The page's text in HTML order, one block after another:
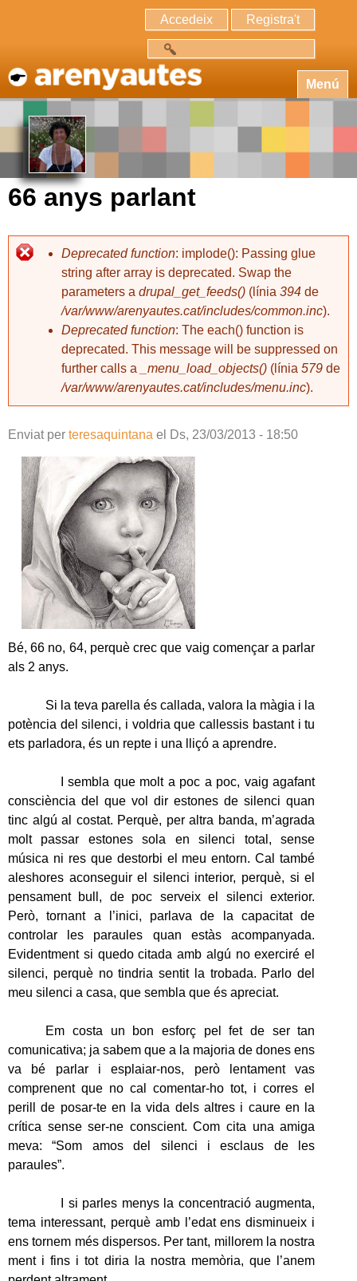
Accedeix Registra't
Menú
66 anys parlant
Deprecated function: implode(): Passing glue
string after array is deprecated. Swap the
parameters a drupal_get_feeds() (línia 394 de
/var/www/arenyautes.cat/includes/common.inc).
Deprecated function: The each() function is
deprecated. This message will be suppressed on
further calls a
_menu_load_objects() (línia 579 de
/var/www/arenyautes.cat/includes/menu.inc).
Enviat per teresaquintana el Ds, 23/03/2013 - 18:50
Bé, 66 no, 64, perquè crec que vaig començar a parlar
als 2 anys.
Si la teva parella és callada, valora la màgia i la
potència del silenci, i voldria que callessis bastant i tu
ets parladora, és un repte i una lliçó a aprendre.
I sembla que molt a poc a poc, vaig agafant
consciència del que vol dir estones de silenci quan
tinc algú al costat. Perquè, per altra banda, m’agrada
molt passar estones sola en silenci total, sense
música ni res que destorbi el meu entorn. Cal també
aleshores aconseguir el silenci interior, perquè, si el
pensament bull, de poc serveix el silenci exterior.
Però, tornant a l’inici, parlava de la capacitat de
controlar les paraules quan estàs acompanyada.
Evidentment si quedo citada amb algú no exerciré el
silenci, perquè no tindria sentit la trobada. Parlo del
meu silenci a casa, que sembla que és apreciat.
Em costa un bon esforç pel fet de ser tan
comunicativa; ja sabem que a la majoria de dones ens
va bé parlar i esplaiar-nos, però lentament vas
comprenent que no cal comentar-ho tot, i corres el
perill de posar-te en la vida dels altres i caure en la
crítica sense ser-ne conscient. Com cita una amiga
meva: “Som amos del silenci i esclaus de les
paraules”.
I si parles menys la concentració augmenta,
tema interessant, perquè amb l’edat ens disminueix i
ens tornem més dispersos. Per tant, millorem la nostra
ment i fins i tot diria la nostra memòria, que l’anem